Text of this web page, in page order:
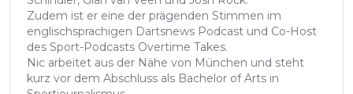
Zudem ist er eine der prägenden Stimmen im
englischsprachigen Dartsnews Podcast und Co-Host
des Sport-Podcasts Overtime Takes.
Nic arbeitet aus der Nähe von München und steht
kurz vor dem Abschluss als Bachelor of Arts in